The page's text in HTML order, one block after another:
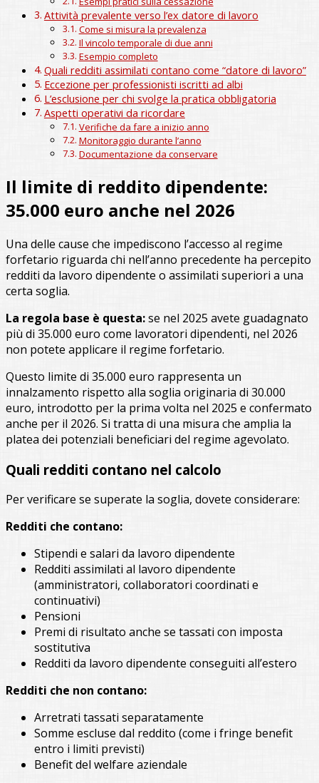
Attività prevalente verso l’ex datore di lavoro
Come si misura la prevalenza
Il vincolo temporale di due anni
Esempio completo
Quali redditi assimilati contano come “datore di lavoro”
Eccezione per professionisti iscritti ad albi
L’esclusione per chi svolge la pratica obbligatoria
Aspetti operativi da ricordare
Verifiche da fare a inizio anno
Monitoraggio durante l’anno
Documentazione da conservare
Il limite di reddito dipendente:
35.000 euro anche nel 2026
Una delle cause che impediscono l’accesso al regime
forfetario riguarda chi nell’anno precedente ha percepito
redditi da lavoro dipendente o assimilati superiori a una
certa soglia.
La regola base è questa:se nel 2025 avete guadagnato
più di 35.000 euro come lavoratori dipendenti, nel 2026
non potete applicare il regime forfetario.
Questo limite di 35.000 euro rappresenta un
innalzamento rispetto alla soglia originaria di 30.000
euro, introdotto per la prima volta nel 2025 e confermato
anche per il 2026. Si tratta di una misura che amplia la
platea dei potenziali beneficiari del regime agevolato.
Quali redditi contano nel calcolo
Per verificare se superate la soglia, dovete considerare:
Redditi che contano:
Stipendi e salari da lavoro dipendente
Redditi assimilati al lavoro dipendente
(amministratori, collaboratori coordinati e
continuativi)
Pensioni
Premi di risultato anche se tassati con imposta
sostitutiva
Redditi da lavoro dipendente conseguiti all’estero
Redditi che non contano:
Arretrati tassati separatamente
Somme escluse dal reddito (come i fringe benefit
entro i limiti previsti)
Benefit del welfare aziendale